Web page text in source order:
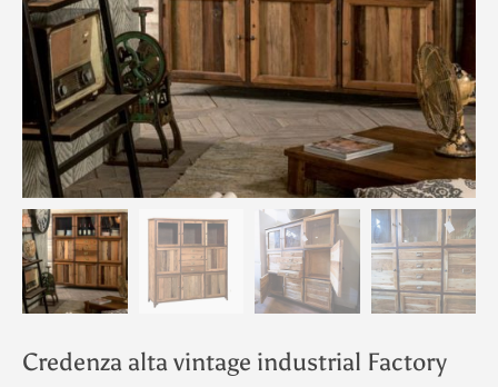
Credenza alta vintage industrial Factory